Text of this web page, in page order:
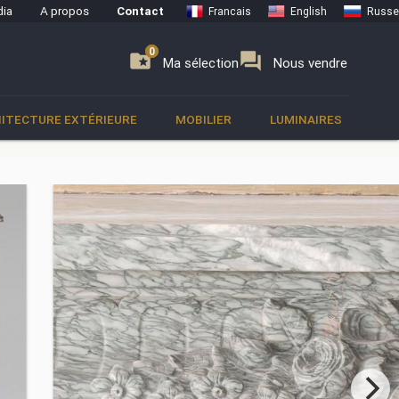
A propos Contact Francais English Russe
folder_special Ma sélection
0 forum Nous vendre
0
EXTÉRIEURE MOBILIER LUMINAIRES